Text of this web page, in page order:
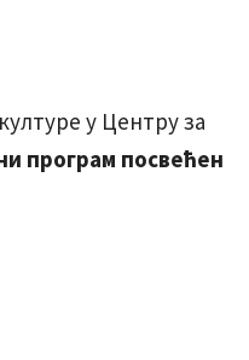
у Центру за
програм посвећен